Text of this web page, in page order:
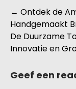
← Ontdek de
Handgemaakt
De Duurzame
Innovatie en
Geef een